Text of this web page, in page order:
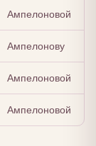
Ампелоновой
Ампелонову
Ампелоновой
Ампелоновой